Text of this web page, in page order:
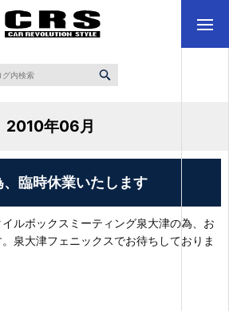
2010年06月
臨時休業いたします
ルボックスミーティング泉大津の為、お
泉大津フェニックスでお待ちしておりま